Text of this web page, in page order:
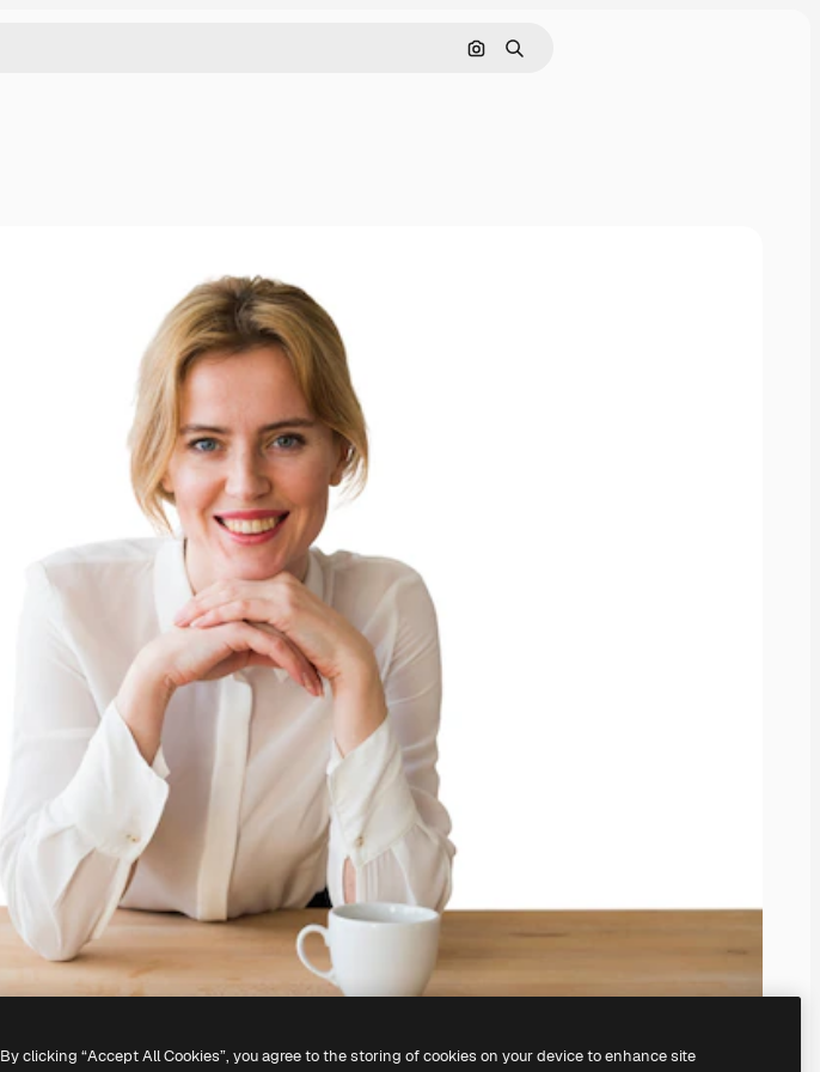
Cerca per immagine
Ricerca
By clicking “Accept All Cookies”, you agree to the storing of cookies on your device to enhance site